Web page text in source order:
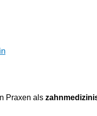
Praxen als